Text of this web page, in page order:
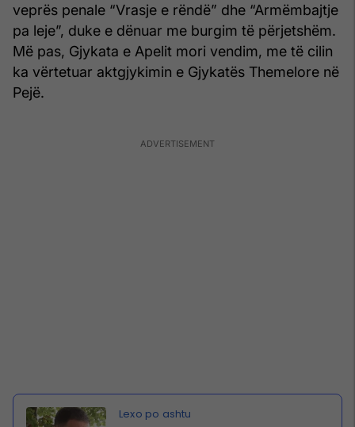
veprës penale “Vrasje e rëndë” dhe “Armëmbajtje
pa leje”, duke e dënuar me burgim të përjetshëm.
Më pas, Gjykata e Apelit mori vendim, me të cilin
ka vërtetuar aktgjykimin e Gjykatës Themelore në
Pejë.